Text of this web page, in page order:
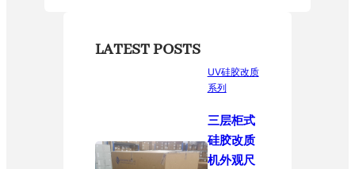
LATEST POSTS
UV硅胶改质
系列
三层柜式
硅胶改质
机外观尺